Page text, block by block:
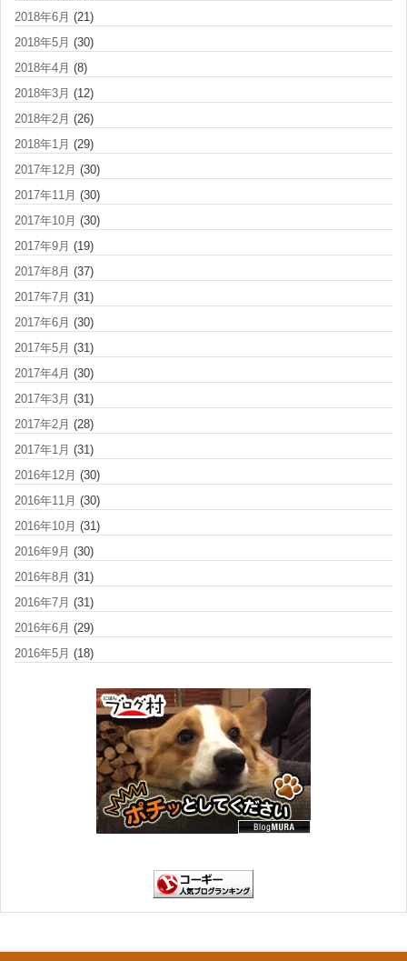
2018年6月 (21)
2018年5月 (30)
2018年4月 (8)
2018年3月 (12)
2018年2月 (26)
2018年1月 (29)
2017年12月 (30)
2017年11月 (30)
2017年10月 (30)
2017年9月 (19)
2017年8月 (37)
2017年7月 (31)
2017年6月 (30)
2017年5月 (31)
2017年4月 (30)
2017年3月 (31)
2017年2月 (28)
2017年1月 (31)
2016年12月 (30)
2016年11月 (30)
2016年10月 (31)
2016年9月 (30)
2016年8月 (31)
2016年7月 (31)
2016年6月 (29)
2016年5月 (18)